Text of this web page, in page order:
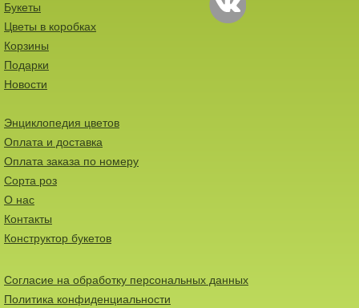
Букеты
Цветы в коробках
Корзины
Подарки
Новости
Энциклопедия цветов
Оплата и доставка
Оплата заказа по номеру
Сорта роз
О нас
Контакты
Конструктор букетов
Согласие на обработку персональных данных
Политика конфиденциальности